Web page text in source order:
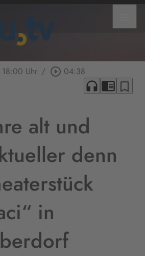
18:00 Uhr / play_circle_outline 04:38
headphones chrome_reader_mode bookmark_border
alt und
denn
in